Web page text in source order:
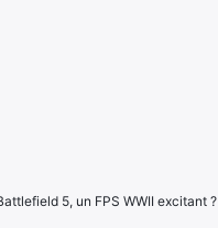
5, un FPS WWII excitant ?